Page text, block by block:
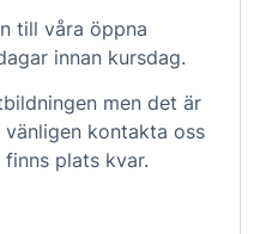
till våra öppna
innan kursdag.
men det är
kontakta oss
plats kvar.